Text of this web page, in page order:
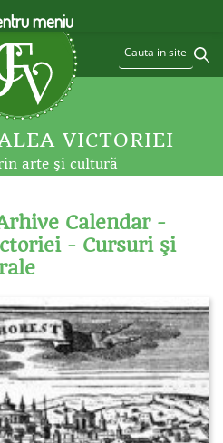
VICTORIEI
arte şi cultură
Calendar -
- Cursuri şi
meniu